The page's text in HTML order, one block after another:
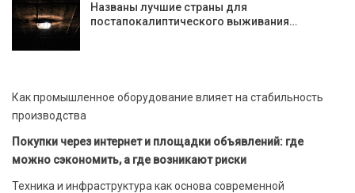
Названы лучшие страны для
постапокалиптического выживания…
Как промышленное оборудование влияет на стабильность
производства
Покупки через интернет и площадки объявлений: где
можно сэкономить, а где возникают риски
Техника и инфраструктура как основа современной